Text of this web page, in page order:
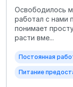
Освободилось
работал с нами
понимает
расти вме...
Постоянная
Питание